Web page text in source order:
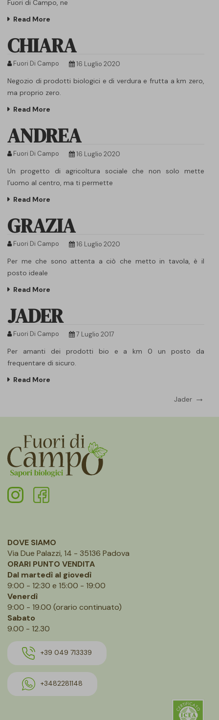
Fuori di Campo, ne
Read More
CHIARA
Fuori Di Campo 16 Luglio 2020
Negozio di prodotti biologici e di verdura e frutta a km zero,
ma proprio zero.
Read More
ANDREA
Fuori Di Campo 16 Luglio 2020
Un progetto di agricoltura sociale che non solo mette
l’uomo al centro, ma ti permette
Read More
GRAZIA
Fuori Di Campo 16 Luglio 2020
Per me che sono attenta a ciò che metto in tavola, è il
posto ideale
Read More
JADER
Fuori Di Campo 7 Luglio 2017
Per amanti dei prodotti bio e a km 0 un posto da
frequentare di sicuro.
Read More
articoli
Jader
DOVE SIAMO
Via Due Palazzi, 14 - 35136 Padova
ORARI PUNTO VENDITA
Dal martedì al giovedì
9:00 - 12:30 e 15:00 - 19:00
Venerdì
9:00 - 19.00 (orario continuato)
Sabato
9.00 - 12.30
+39 049 713339
+3482281148